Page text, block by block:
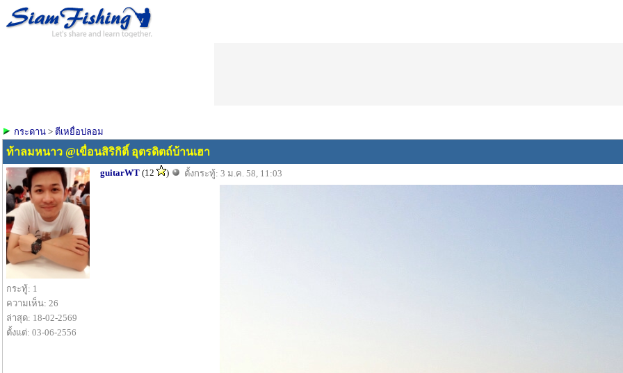
กระดาน > ตีเหยื่อปลอม
ท้าลมหนาว @เขื่อนสิริกิติ์ อุตรดิตถ์บ้านเฮา
กระทู้: 1
ความเห็น: 26
ล่าสุด: 18-02-2569
ตั้งแต่: 03-06-2556
guitarWT (12 ) ตั้งกระทู้: 3 ม.ค. 58, 11:03